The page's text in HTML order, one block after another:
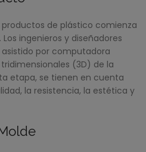
de plástico comienza
ingenieros y diseñadores
por computadora
(3D) de la
etapa, se tienen en cuenta
la resistencia, la estética y